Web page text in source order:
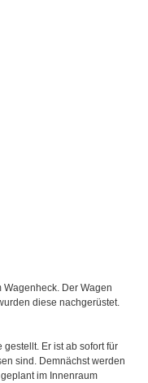
Der Wagen
diese nachgerüstet.
Er ist ab sofort für
sind. Demnächst werden
im Innenraum